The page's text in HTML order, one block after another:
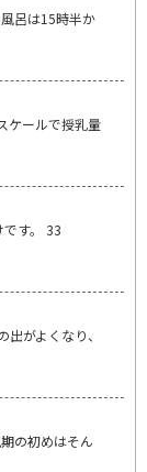
呂は15時半か
ケールで授乳量
す。 33
がよくなり、
の初めはそん